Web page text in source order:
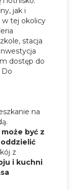
jak i
w tej okolicy
stacja
dostęp do
Do
na
być z
z
i kuchni